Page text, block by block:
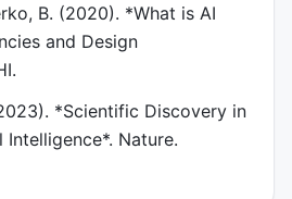
B. (2020). *What is AI
and Design
*Scientific Discovery in
Nature.